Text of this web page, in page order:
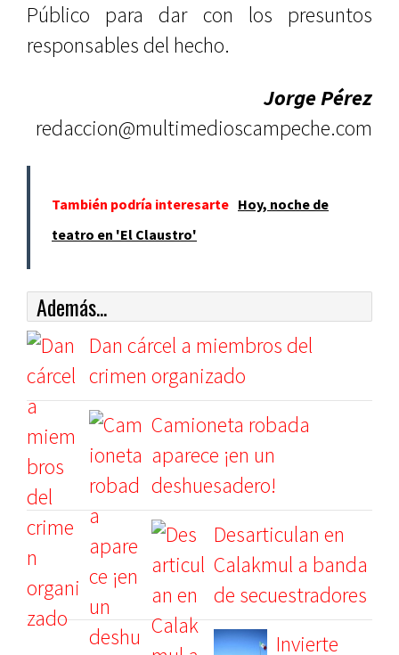
Público para dar con los presuntos
responsables del hecho.
Jorge Pérez
redaccion@multimedioscampeche.com
También podría interesarte Hoy, noche de
teatro en 'El Claustro'
Además...
Dan cárcel a miembros del
crimen organizado
Camioneta robada
aparece ¡en un
deshuesadero!
Desarticulan en
Calakmul a banda
de secuestradores
Invierte